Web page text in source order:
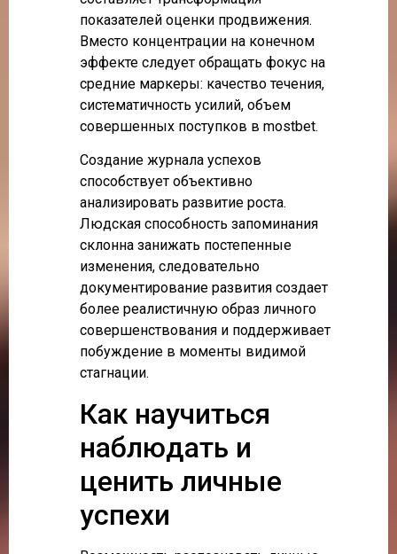
показателей оценки продвижения.
Вместо концентрации на конечном
эффекте следует обращать фокус на
средние маркеры: качество течения,
систематичность усилий, объем
совершенных поступков в mostbet.
Создание журнала успехов
способствует объективно
анализировать развитие роста.
Людская способность запоминания
склонна занижать постепенные
изменения, следовательно
документирование развития создает
более реалистичную образ личного
совершенствования и поддерживает
побуждение в моменты видимой
стагнации.
Как научиться
наблюдать и
ценить личные
успехи